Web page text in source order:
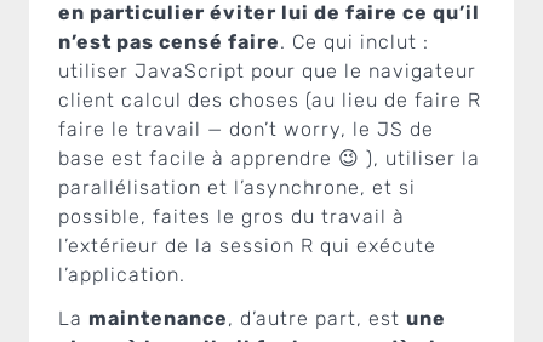
en particulier éviter lui de faire ce qu’il
n’est pas censé faire. Ce qui inclut :
utiliser JavaScript pour que le navigateur
client calcul des choses (au lieu de faire R
faire le travail — don’t worry, le JS de
base est facile à apprendre 😉 ), utiliser la
parallélisation et l’asynchrone, et si
possible, faites le gros du travail à
l’extérieur de la session R qui exécute
l’application.
La maintenance, d’autre part, est une